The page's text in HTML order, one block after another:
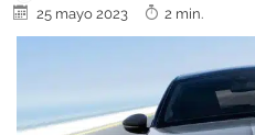
25 mayo 2023
2 min.